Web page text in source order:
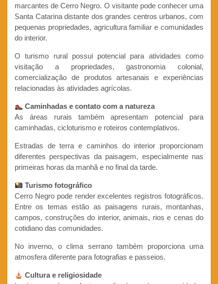
marcantes de Cerro Negro. O visitante pode conhecer uma
Santa Catarina distante dos grandes centros urbanos, com
pequenas propriedades, agricultura familiar e comunidades
do interior.
O turismo rural possui potencial para atividades como
visitação a propriedades, gastronomia colonial,
comercialização de produtos artesanais e experiências
relacionadas às atividades agrícolas.
Caminhadas e contato com a natureza
As áreas rurais também apresentam potencial para
caminhadas, cicloturismo e roteiros contemplativos.
Estradas de terra e caminhos do interior proporcionam
diferentes perspectivas da paisagem, especialmente nas
primeiras horas da manhã e no final da tarde.
Turismo fotográfico
Cerro Negro pode render excelentes registros fotográficos.
Entre os temas estão as paisagens rurais, montanhas,
campos, construções do interior, animais, rios e cenas do
cotidiano das comunidades.
No inverno, o clima serrano também proporciona uma
atmosfera diferente para fotografias e passeios.
Cultura e religiosidade